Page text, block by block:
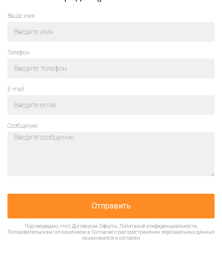
Ваше имя
Телефон
E-mail
Cообщение
Отправить
Подтверждаю, что с Договором Оферты Политикой конфиденциальности
Пользовательским соглашением и Согласие о распространении персональных данных
ознакомился и согласен